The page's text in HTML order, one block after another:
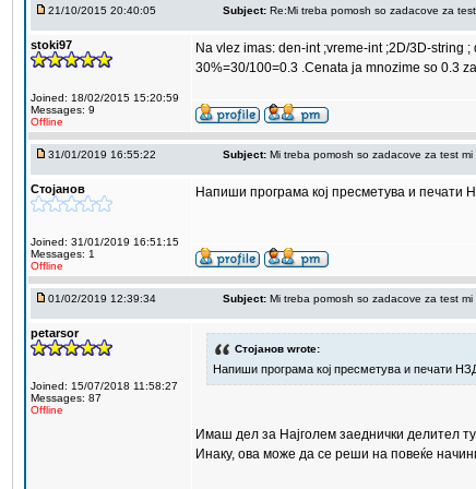
21/10/2015 20:40:05 Subject: Re:Mi treba pomosh so zadacove za
stoki97
Joined: 18/02/2015 15:20:59
Messages: 9
Offline
Na vlez imas: den-int ;vreme-int ;2D/3D-string
30%=30/100=0.3 .Cenata ja mnozime so 0.3
31/01/2019 16:55:22 Subject: Mi treba pomosh so zadacove za test mi
Стојанов
Joined: 31/01/2019 16:51:15
Messages: 1
Offline
Напиши програма кој пресметува и печати
01/02/2019 12:39:34 Subject: Mi treba pomosh so zadacove za test mi
petarsor
Joined: 15/07/2018 11:58:27
Messages: 87
Offline
Стојанов wrote:
Напиши програма кој пресметува и печати
Имаш дел за Најголем заеднички делител
Инаку, ова може да се реши на повеќе